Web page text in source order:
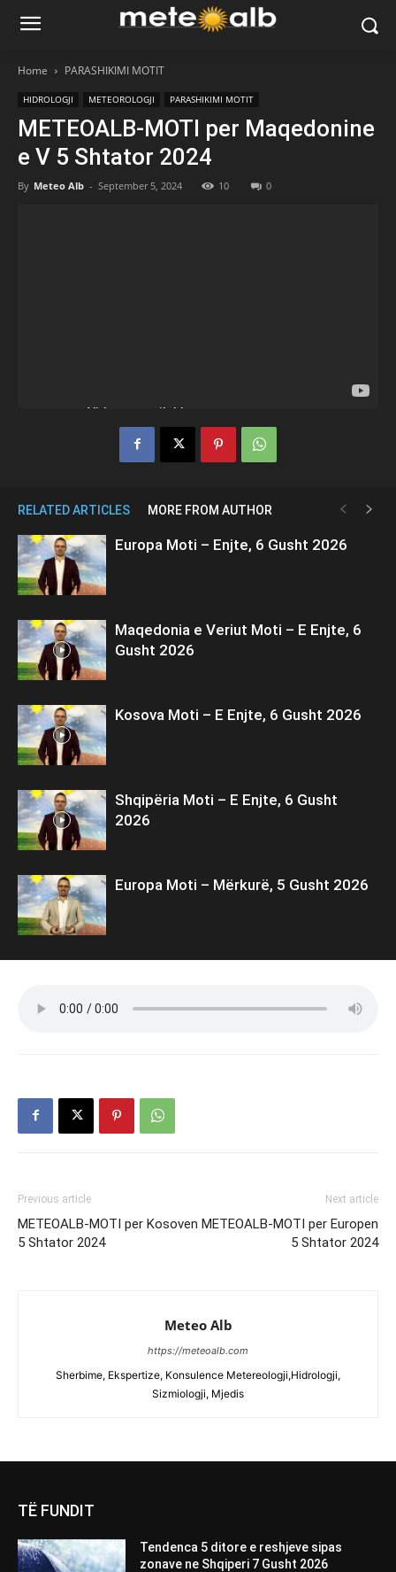
Home PARASHIKIMI MOTIT
HIDROLOGJI METEOROLOGJI PARASHIKIMI MOTIT
METEOALB-MOTI per Maqedonine
e V 5 Shtator 2024
By Meteo Alb - September 5, 2024 10 0
RELATED ARTICLES MORE FROM AUTHOR
Europa Moti – Enjte, 6 Gusht 2026
Maqedonia e Veriut Moti – E Enjte, 6
Gusht 2026
Kosova Moti – E Enjte, 6 Gusht 2026
Shqipëria Moti – E Enjte, 6 Gusht
2026
Europa Moti – Mërkurë, 5 Gusht 2026
Previous article
METEOALB-MOTI per Kosoven
5 Shtator 2024
Next article
METEOALB-MOTI per Europen
5 Shtator 2024
Meteo Alb
https://meteoalb.com
Sherbime, Ekspertize, Konsulence Metereologji,Hidrologji,
Sizmiologji, Mjedis
TË FUNDIT
Tendenca 5 ditore e reshjeve sipas
zonave ne Shqiperi 7 Gusht 2026